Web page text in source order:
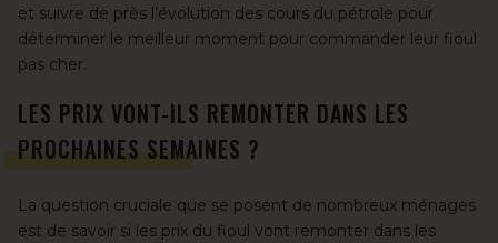
et suivre de près l’évolution des cours du pétrole pour
déterminer le meilleur moment pour commander leur fioul
pas cher.
LES PRIX VONT-ILS REMONTER DANS LES
PROCHAINES SEMAINES ?
La question cruciale que se posent de nombreux ménages
est de savoir si les prix du fioul vont remonter dans les